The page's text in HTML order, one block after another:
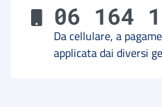
06 164
Da cellulare, a
applicata dai diversi